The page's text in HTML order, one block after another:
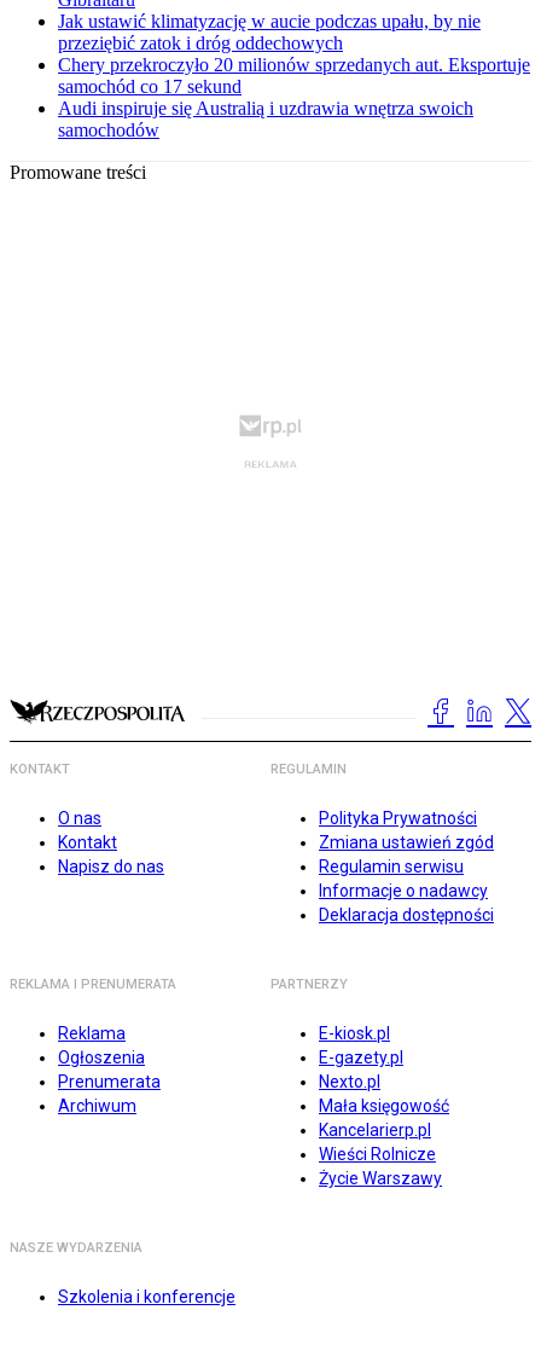
Jak ustawić klimatyzację w aucie podczas upału, by nie
przeziębić zatok i dróg oddechowych
Chery przekroczyło 20 milionów sprzedanych aut. Eksportuje
samochód co 17 sekund
Audi inspiruje się Australią i uzdrawia wnętrza swoich
samochodów
Promowane treści
KONTAKT
O nas
Kontakt
Napisz do nas
REGULAMIN
Polityka Prywatności
Zmiana ustawień zgód
Regulamin serwisu
Informacje o nadawcy
Deklaracja dostępności
REKLAMA I PRENUMERATA
Reklama
Ogłoszenia
Prenumerata
Archiwum
PARTNERZY
E-kiosk.pl
E-gazety.pl
Nexto.pl
Mała księgowość
Kancelarierp.pl
Wieści Rolnicze
Życie Warszawy
NASZE WYDARZENIA
Szkolenia i konferencje